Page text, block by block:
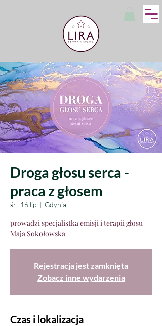
Droga głosu serca -
praca z głosem
śr., 16 lip
  |
Gdynia
prowadzi specjalistka emisji i terapii głosu
Maja Sokołowska
Rejestracja jest zamknięta
Zobacz inne wydarzenia
Czas i lokalizacja